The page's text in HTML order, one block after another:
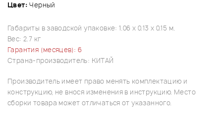
Цвет: Черный
Габариты в заводской упаковке: 1.06 x 0.13 x 0.15 м.
Вес: 2.7 кг
Гарантия (месяцев): 6
Страна-производитель: КИТАЙ
Производитель имеет право менять комплектацию и
конструкцию, не внося изменения в инструкцию. Место
сборки товара может отличаться от указанного.